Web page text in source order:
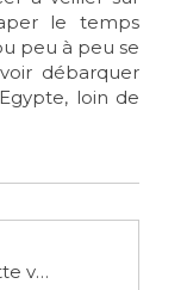
le temps
peu à peu se
débarquer
loin de
La juge et la gendarmette voleuse